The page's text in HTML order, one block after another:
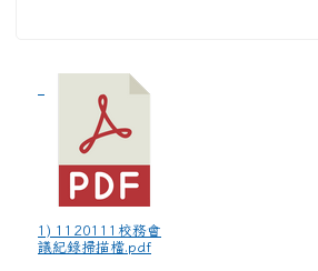
1) 1120111校務會
議紀錄掃描檔.pdf